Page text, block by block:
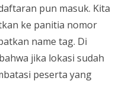
pun masuk. Kita
ke panitia nomor
name tag. Di
jika lokasi sudah
peserta yang